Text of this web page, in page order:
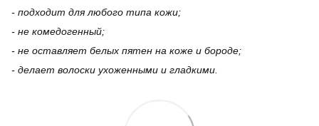
- подходит для любого типа кожи;
- не комедогенный;
- не оставляет белых пятен на коже и бороде;
- делает волоски ухоженными и гладкими.